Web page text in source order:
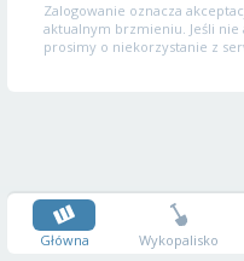
Zalogowanie oznacza
aktualnym brzmieniu. Jeśli nie
prosimy o niekorzystanie z
Główna Wykopalisko